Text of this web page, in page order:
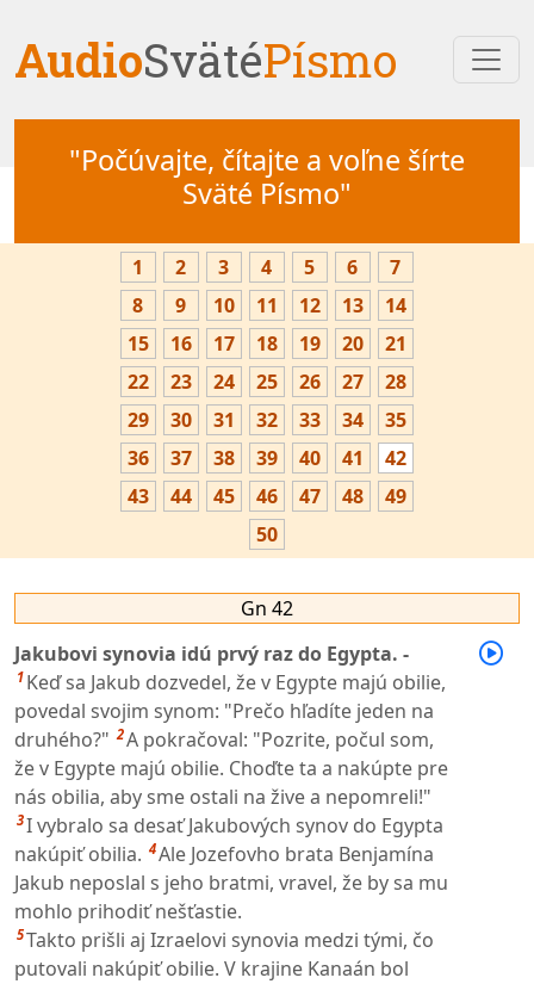
AudioSvätéPísmo
"Počúvajte, čítajte a voľne šírte
Sväté Písmo"
1 2 3 4 5 6
7
8
9 10 11 12 13
14
15
16 17 18 19 20
21
22
23 24 25 26 27
28
29
30 31 32 33 34
35
36
37 38 39 40 41
42
43
44 45 46 47 48
49
50
Gn 42
Jakubovi synovia idú prvý raz do Egypta. -
1 Keď sa Jakub dozvedel, že v Egypte majú obilie,
povedal svojim synom: "Prečo hľadíte jeden na
druhého?" 2A pokračoval: "Pozrite, počul som,
že v Egypte majú obilie. Choďte ta a nakúpte pre
nás obilia, aby sme ostali na žive a nepomreli!"
3I vybralo sa desať Jakubových synov do Egypta
nakúpiť obilia. 4Ale Jozefovho brata Benjamína
Jakub neposlal s jeho bratmi, vravel, že by sa mu
mohlo prihodiť nešťastie.
5Takto prišli aj Izraelovi synovia medzi tými, čo
putovali nakúpiť obilie. V krajine Kanaán bol